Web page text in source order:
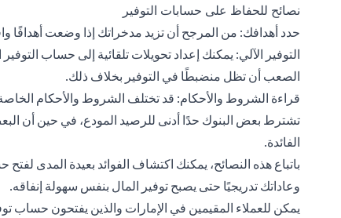
نصائح للحفاظ على حسابات التوفير
حدد أهدافك: من المرجح أن تزيد مدخراتك إذا وضعت أهدافًا
التوفير الآلي: يمكنك إعداد تحويلات تلقائية إلى حساب
الصعب أن تظل منضبطًا في التوفير بخلاف ذلك.
قراءة الشروط والأحكام: قد تختلف الشروط والأحكام
تشترط بعض البنوك حدًا أدنى للرصيد المودع، في حين أن
الفائدة.
باتباع هذه النصائح، يمكنك اكتشاف الفوائد بعيدة المدى
وعاداتك تدريجيًا حتى يصبح توفير المال بنفس سهولة إنفاقه.
يمكن للعملاء المقيمين في الإمارات والذين يفتحون حساب